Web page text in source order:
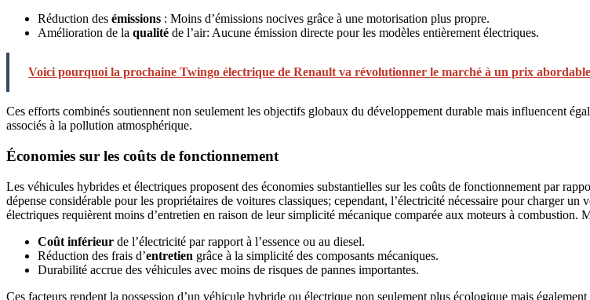
Réduction des émissions : Moins d’émissions nocives grâce à une motorisation plus propre.
Amélioration de la qualité de l’air: Aucune émission directe pour les modèles entièrement électriques.
Voici pourquoi la prochaine Twingo électrique de Renault va révolutionner le marché à un prix abordable
Ces efforts combinés soutiennent non seulement les objectifs globaux du développement durable mais influencent
associés à la pollution atmosphérique.
Économies sur les coûts de fonctionnement
Les véhicules hybrides et électriques proposent des économies substantielles sur les coûts de fonctionnement par
dépense considérable pour les propriétaires de voitures classiques; cependant, l’électricité nécessaire pour charger
électriques requièrent moins d’entretien en raison de leur simplicité mécanique comparée aux moteurs à
Coût inférieur de l’électricité par rapport à l’essence ou au diesel.
Réduction des frais d’entretien grâce à la simplicité des composants mécaniques.
Durabilité accrue des véhicules avec moins de risques de pannes importantes.
Ces facteurs rendent la possession d’un véhicule hybride ou électrique non seulement plus écologique mais